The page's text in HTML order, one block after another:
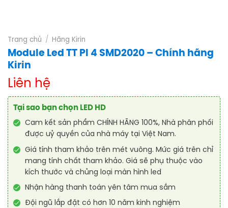
Trang chủ / Hãng Kirin
Module Led TT PI 4 SMD2020 – Chính hãng
Kirin
Liên hệ
Tại sao bạn chọn LED HD
Cam kết sản phẩm CHÍNH HÃNG 100%, Nhà phân phối
được uỷ quyền của nhà máy tại Việt Nam.
Giá tính tham khảo trên mét vuông. Mức giá trên chỉ
mang tính chất tham khảo. Giá sẽ phụ thuộc vào
kích thước và chủng loại màn hình led
Nhận hàng thanh toán yên tâm mua sắm
Đội ngũ lắp đặt có hơn 10 năm kinh nghiệm